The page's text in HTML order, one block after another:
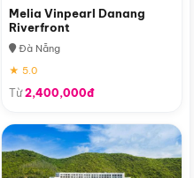
Melia Vinpearl Danang
Riverfront
Đà Nẵng
★ 5.0
Từ2,400,000đ